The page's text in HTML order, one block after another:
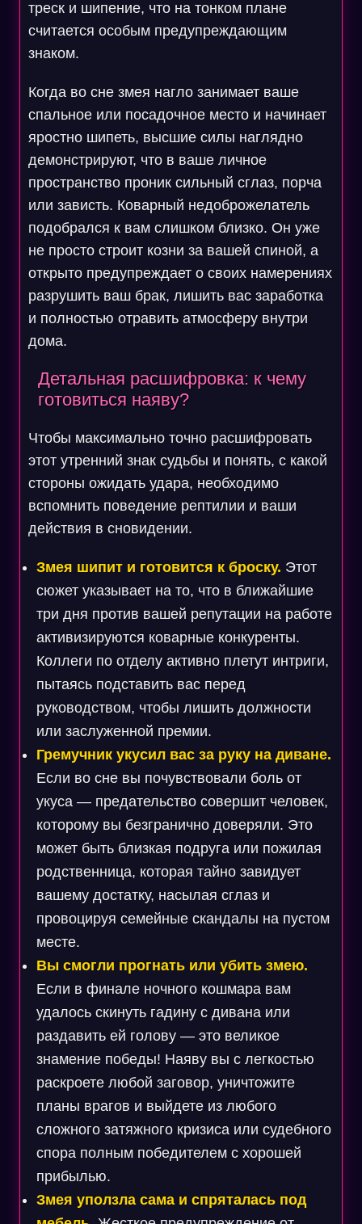
треск и шипение, что на тонком плане
считается особым предупреждающим
знаком.
Когда во сне змея нагло занимает ваше
спальное или посадочное место и начинает
яростно шипеть, высшие силы наглядно
демонстрируют, что в ваше личное
пространство проник сильный сглаз, порча
или зависть. Коварный недоброжелатель
подобрался к вам слишком близко. Он уже
не просто строит козни за вашей спиной, а
открыто предупреждает о своих намерениях
разрушить ваш брак, лишить вас заработка
и полностью отравить атмосферу внутри
дома.
Детальная расшифровка: к чему
готовиться наяву?
Чтобы максимально точно расшифровать
этот утренний знак судьбы и понять, с какой
стороны ожидать удара, необходимо
вспомнить поведение рептилии и ваши
действия в сновидении.
Змея шипит и готовится к броску. Этот
сюжет указывает на то, что в ближайшие
три дня против вашей репутации на работе
активизируются коварные конкуренты.
Коллеги по отделу активно плетут интриги,
пытаясь подставить вас перед
руководством, чтобы лишить должности
или заслуженной премии.
Гремучник укусил вас за руку на диване.
Если во сне вы почувствовали боль от
укуса — предательство совершит человек,
которому вы безгранично доверяли. Это
может быть близкая подруга или пожилая
родственница, которая тайно завидует
вашему достатку, насылая сглаз и
провоцируя семейные скандалы на пустом
месте.
Вы смогли прогнать или убить змею.
Если в финале ночного кошмара вам
удалось скинуть гадину с дивана или
раздавить ей голову — это великое
знамение победы! Наяву вы с легкостью
раскроете любой заговор, уничтожите
планы врагов и выйдете из любого
сложного затяжного кризиса или судебного
спора полным победителем с хорошей
прибылью.
Змея уползла сама и спряталась под